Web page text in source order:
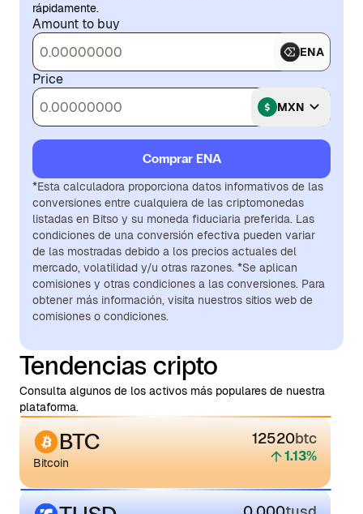
rápidamente.
Amount to buy
ENA
Price
MXN
Comprar ENA
*Esta calculadora proporciona datos informativos de las
conversiones entre cualquiera de las criptomonedas
listadas en Bitso y su moneda fiduciaria preferida. Las
condiciones de una conversión efectiva pueden variar
de las mostradas debido a los precios actuales del
mercado, volatilidad y/u otras razones. *Se aplican
comisiones y otras condiciones a las conversiones. Para
obtener más información, visita nuestros sitios web de
comisiones o condiciones.
Tendencias cripto
Consulta algunos de los activos más populares de nuestra
plataforma.
BTC
Bitcoin
12520btc
1.13%